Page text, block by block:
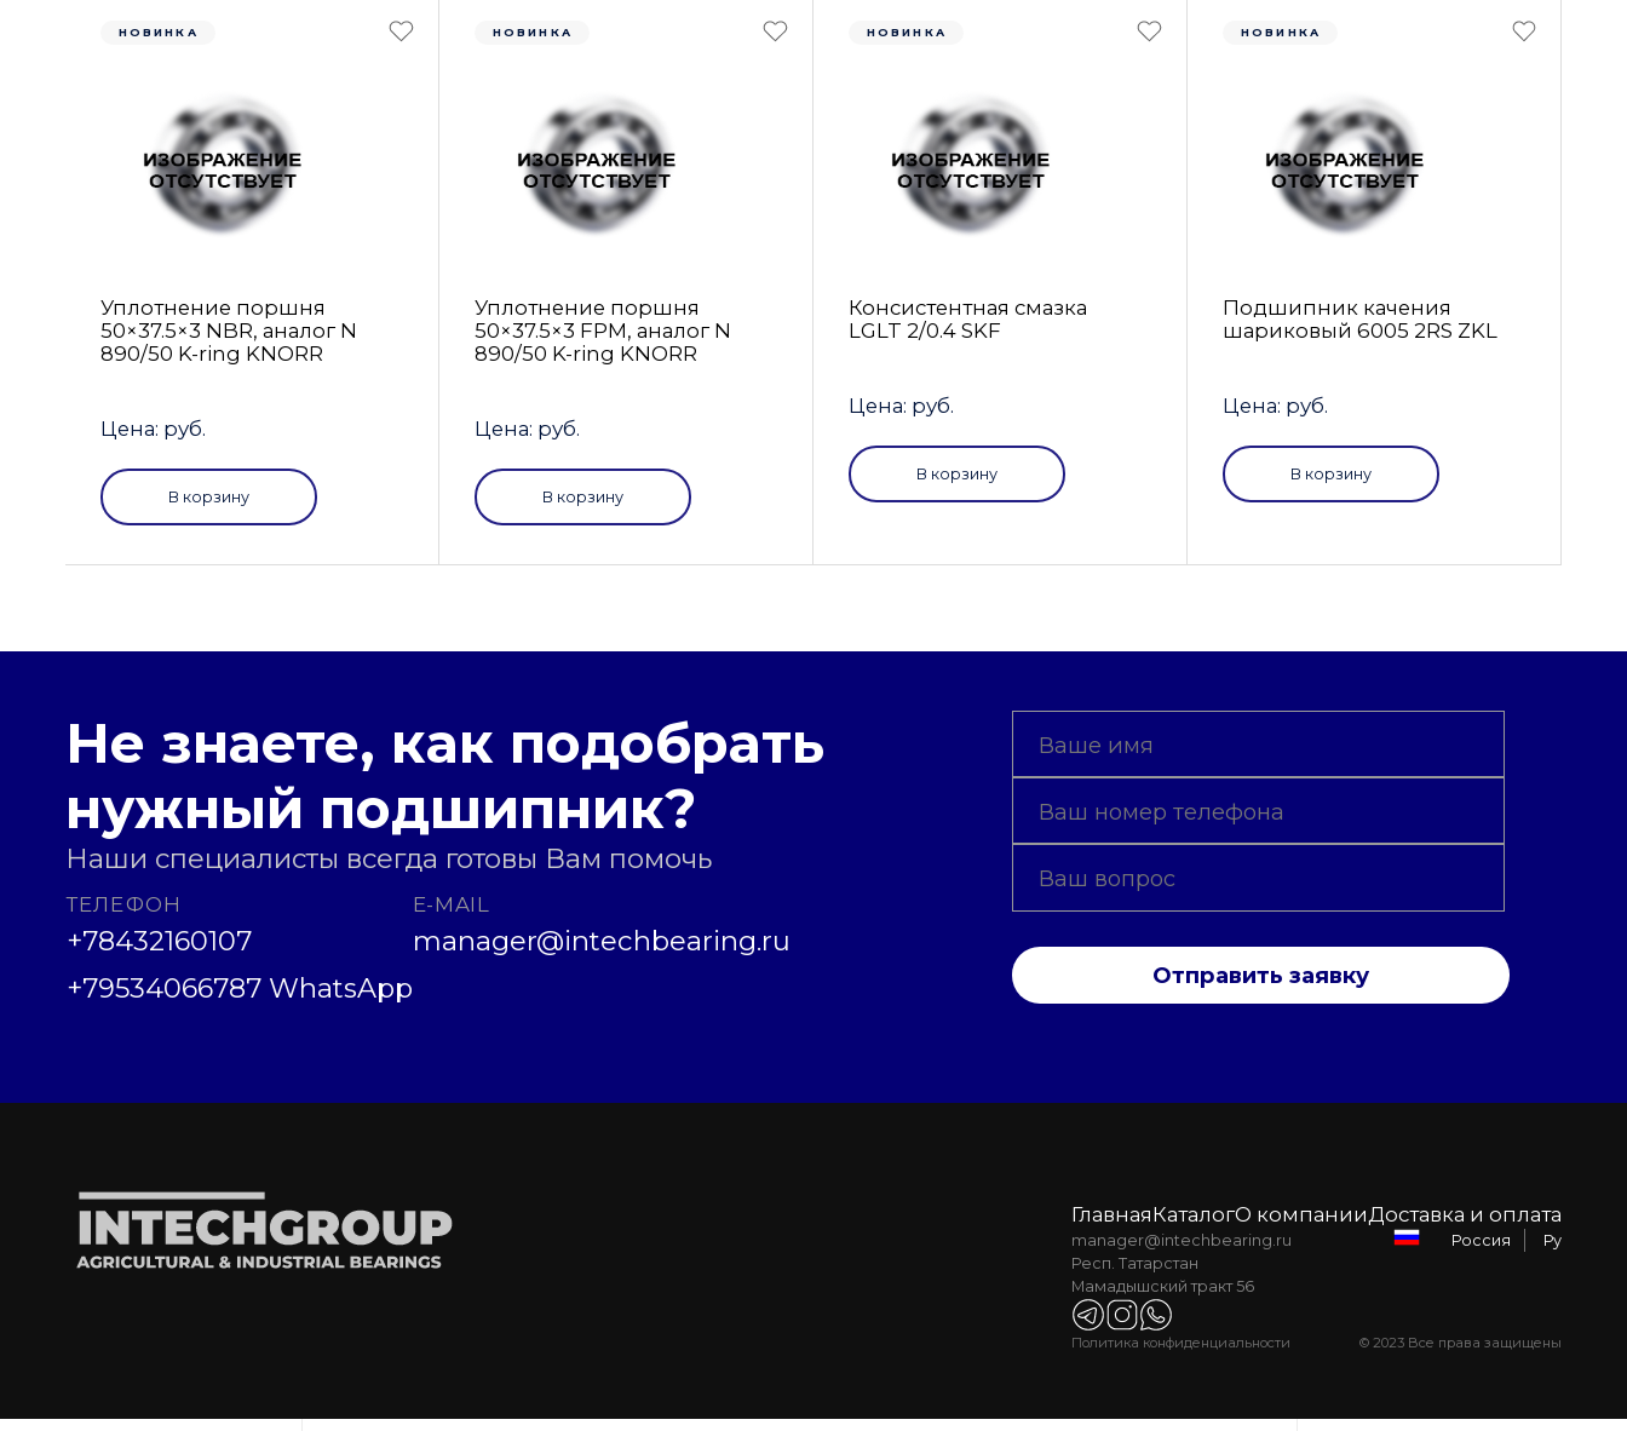
НОВИНКА
Уплотнение поршня
50×37.5×3 NBR, аналог N
890/50 K-ring KNORR
Цена: руб.
В корзину
НОВИНКА
Уплотнение поршня
50×37.5×3 FРM, аналог N
890/50 K-ring KNORR
Цена: руб.
В корзину
НОВИНКА
Консистентная смазка
LGLT 2/0.4 SKF
Цена: руб.
В корзину
НОВИНКА
Подшипник качения
шариковый 6005 2RS ZKL
Цена: руб.
В корзину
Не знаете, как подобрать
нужный подшипник?
Наши специалисты всегда готовы Вам помочь
ТЕЛЕФОН
+78432160107
+79534066787 WhatsApp
E-MAIL
manager@intechbearing.ru
Отправить заявку
ГлавнаяКаталогО компанииДоставка и оплата
manager@intechbearing.ru
Респ. Татарстан
Мамадышский тракт 56
Россия Ру
Политика конфиденциальности © 2023 Все права защищены